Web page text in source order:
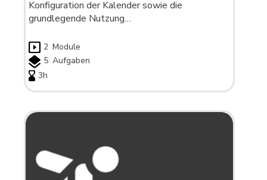
Konfiguration der Kalender sowie die
grundlegende Nutzung…
2 Module
5 Aufgaben
3h